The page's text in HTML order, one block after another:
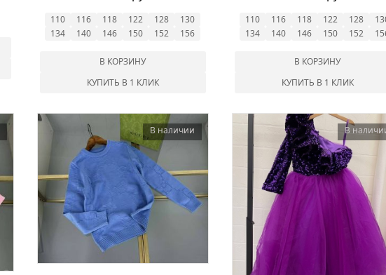
110 116 118 122 128
130
134
140 146 150 152 156
В КОРЗИНУ
КУПИТЬ В 1 КЛИК
110 116 118 122 128
134
140 146 150 152
В КОРЗИНУ
КУПИТЬ В 1 КЛИК
В наличии В